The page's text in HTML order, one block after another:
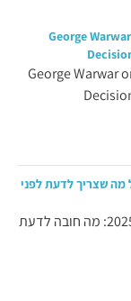
George
George Warwar
מה שצריך לדעת לפני
השתלות שיניים בגיאורגיה 2025: מה חובה לדעת